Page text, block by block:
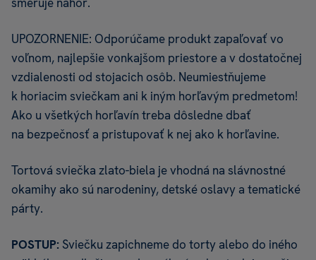
UPOZORNENIE: Odporúčame produkt zapaľovať vo
voľnom, najlepšie vonkajšom priestore a v dostatočnej
vzdialenosti od stojacich osôb. Neumiestňujeme
k horiacim sviečkam ani k iným horľavým predmetom!
Ako u všetkých horľavín treba dôsledne dbať
na bezpečnosť a pristupovať k nej ako k horľavine.
Tortová sviečka zlato-biela je vhodná na slávnostné
okamihy ako sú narodeniny, detské oslavy a tematické
párty.
POSTUP: Sviečku zapichneme do torty alebo do iného